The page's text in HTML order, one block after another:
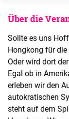
Über die
Sollte es uns
Hongkong für
Oder wird dort
Egal ob in
erleben wir den
autokratischen
steht auf dem